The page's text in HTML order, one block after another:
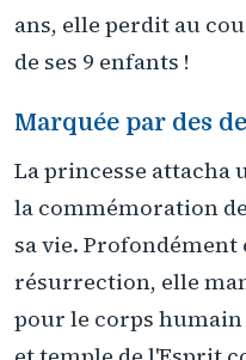
ans, elle perdit au
de ses 9 enfants !
Marquée par des
La princesse attacha
la commémoration
sa vie.
résurrection, elle
pour le corps humain